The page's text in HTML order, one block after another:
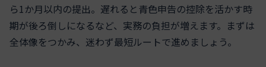
ら1か月以内の提出。遅れると青色申告の控除を活かす時
期が後ろ倒しになるなど、実務の負担が増えます。まずは
全体像をつかみ、迷わず最短ルートで進めましょう。